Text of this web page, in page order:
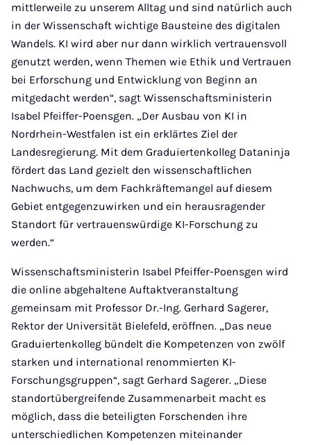
mittlerweile zu unserem Alltag und sind natürlich auch
in der Wissenschaft wichtige Bausteine des digitalen
Wandels. KI wird aber nur dann wirklich vertrauensvoll
genutzt werden, wenn Themen wie Ethik und Vertrauen
bei Erforschung und Entwicklung von Beginn an
mitgedacht werden“, sagt Wissenschaftsministerin
Isabel Pfeiffer-Poensgen. „Der Ausbau von KI in
Nordrhein-Westfalen ist ein erklärtes Ziel der
Landesregierung. Mit dem Graduiertenkolleg Dataninja
fördert das Land gezielt den wissenschaftlichen
Nachwuchs, um dem Fachkräftemangel auf diesem
Gebiet entgegenzuwirken und ein herausragender
Standort für vertrauenswürdige KI-Forschung zu
werden.“
Wissenschaftsministerin Isabel Pfeiffer-Poensgen wird
die online abgehaltene Auftaktveranstaltung
gemeinsam mit Professor Dr.-Ing. Gerhard Sagerer,
Rektor der Universität Bielefeld, eröffnen. „Das neue
Graduiertenkolleg bündelt die Kompetenzen von zwölf
starken und international renommierten KI-
Forschungsgruppen“, sagt Gerhard Sagerer. „Diese
standortübergreifende Zusammenarbeit macht es
möglich, dass die beteiligten Forschenden ihre
unterschiedlichen Kompetenzen miteinander